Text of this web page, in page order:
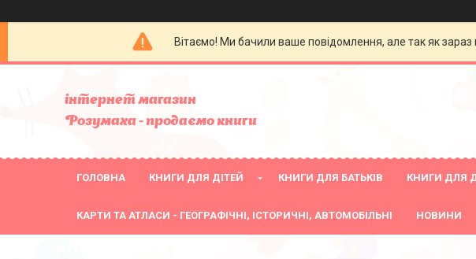
Вітаємо! Ми бачили ваше повідомлення, але так як
інтернет магазин
Розумаха - продаємо книги
ГОЛОВНА КНИГИ ДЛЯ ДІТЕЙ КНИГИ ДЛЯ БАТЬКІВ КНИГИ ДЛЯ
КАРТИ ТА АТЛАСИ - ГЕОГРАФІЧНІ, ІСТОРИЧНІ, АВТОМОБІЛЬНІ НОВИНИ